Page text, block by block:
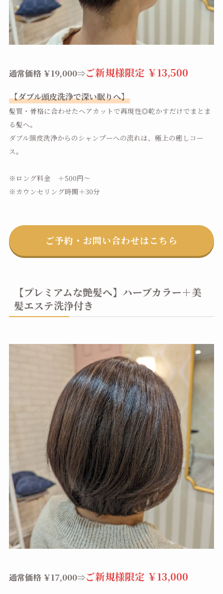
通常価格 ￥19,000⇒ご新規様限定 ￥13,500
【ダブル頭皮洗浄で深い眠りへ】
髪質・骨格に合わせたヘアカットで再現性◎乾かすだけでまとま
る髪へ。
ダブル頭皮洗浄からのシャンプーへの流れは、極上の癒しコー
ス。
※ロング料金 ＋500円～
※カウンセリング時間＋30分
ご予約・お問い合わせはこちら
【プレミアムな艶髪へ】ハーブカラー＋美
髪エステ洗浄付き
通常価格 ￥17,000⇒ご新規様限定 ￥13,000